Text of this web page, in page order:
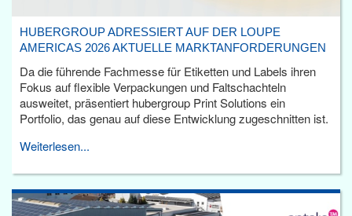
HUBERGROUP ADRESSIERT AUF DER LOUPE
AMERICAS 2026 AKTUELLE MARKTANFORDERUNGEN
Da die führende Fachmesse für Etiketten und Labels ihren
Fokus auf flexible Verpackungen und Faltschachteln
ausweitet, präsentiert hubergroup Print Solutions ein
Portfolio, das genau auf diese Entwicklung zugeschnitten ist.
Weiterlesen...